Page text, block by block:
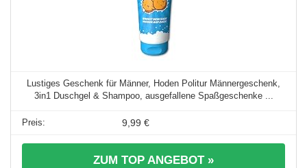
Lustiges Geschenk für Männer, Hoden Politur Männergeschenk,
3in1 Duschgel & Shampoo, ausgefallene Spaßgeschenke ...
9,99 €
ZUM TOP ANGEBOT »